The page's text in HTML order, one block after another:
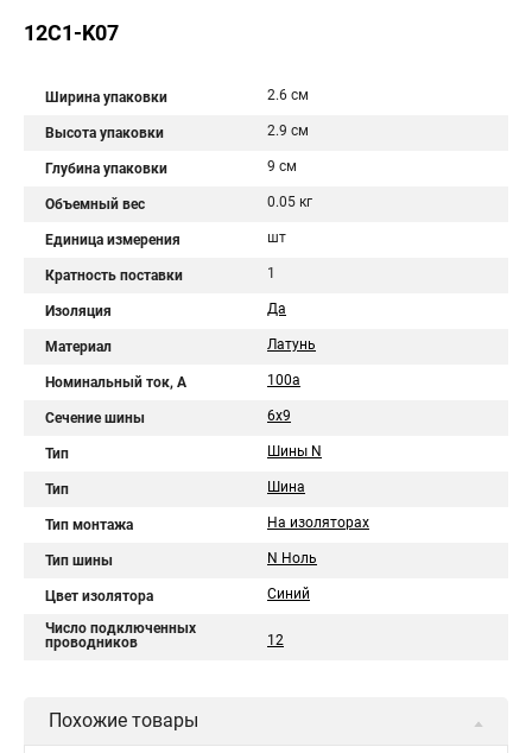
12C1-K07
Ширина упаковки 2.6 см
Высота упаковки 2.9 см
Глубина упаковки 9 см
Объемный вес 0.05 кг
Единица измерения шт
Кратность поставки 1
Изоляция Да
Материал Латунь
Номинальный ток, А 100а
Сечение шины 6х9
Тип Шины N
Тип Шина
Тип монтажа На изоляторах
Тип шины N Ноль
Цвет изолятора Синий
Число подключенных
проводников
12
Похожие товары